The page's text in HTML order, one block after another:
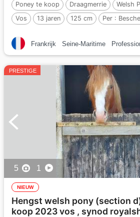
Poney te koop Draagmerrie
Welsh
Vos
13 jaren 125 cm Per :
Frankrijk Seine-Maritime
PRESTIGE
5 1
NIEUW
Hengst welsh pony (section
koop 2023 vos , synod